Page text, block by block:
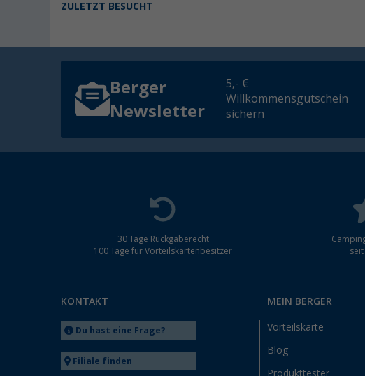
ZULETZT BESUCHT
Berger
Newsletter
5,- €
Willkommensgutschein
sichern
30 Tage Rückgaberecht
100 Tage für Vorteilskartenbesitzer
KONTAKT
Du hast eine Frage?
Filiale finden
MEIN BERGER
Vorteilskarte
Blog
Produkttester